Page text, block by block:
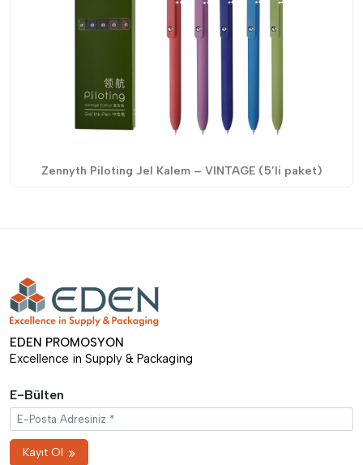
Zennyth Piloting Jel Kalem – VINTAGE (5’li paket)
EDEN PROMOSYON
Excellence in Supply & Packaging
E-Bülten
Kayıt Ol